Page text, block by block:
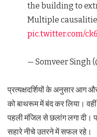
the building to
Multiple
pic.twitter.com/
— Somveer Singh
प्रत्यक्षदर्शियों के अनुसार आग
को बाथरूम में बंद कर लिया।
पहली मंजिल से छलांग लगा दी।
सहारे नीचे उतरने में सफल रहे।